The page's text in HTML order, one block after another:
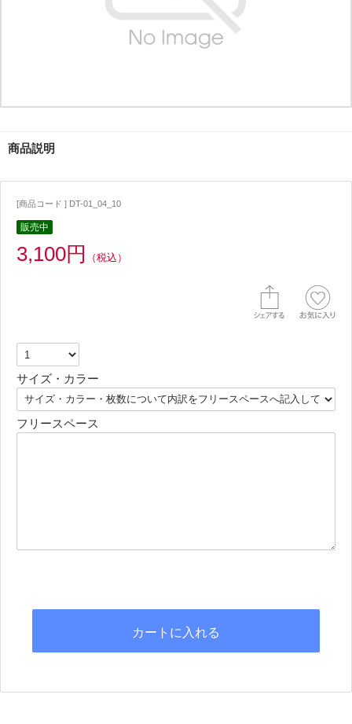
商品説明
[商品コード ] DT-01_04_10
販売中
3,100円 （税込）
サイズ・カラー
フリースペース